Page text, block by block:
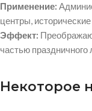
Применение:
центры,
Эффект:
частью
Некоторое